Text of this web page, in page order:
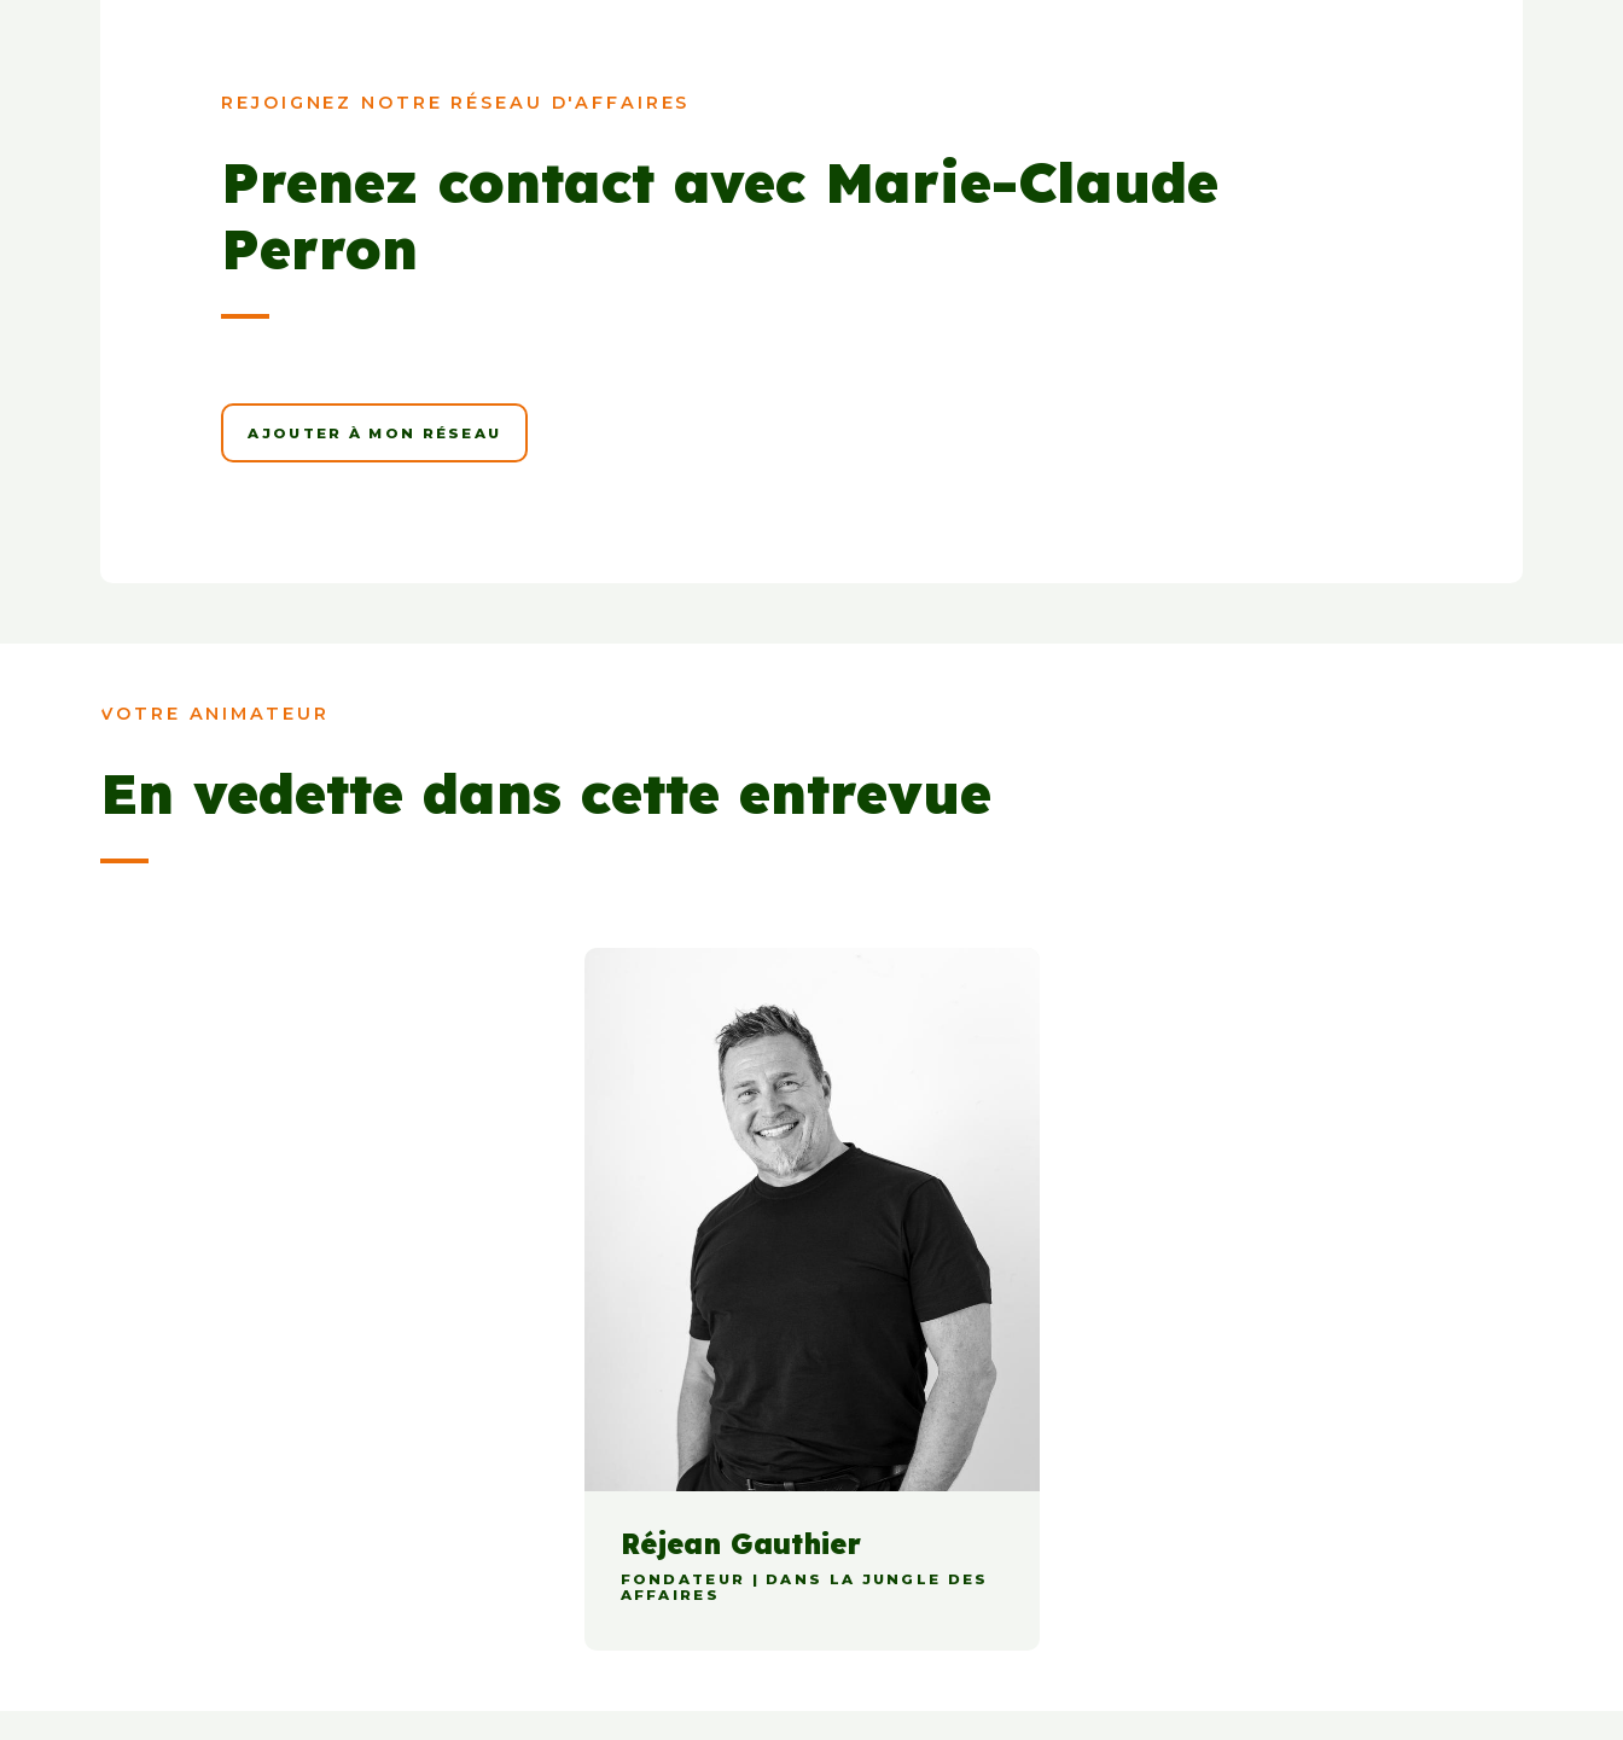
REJOIGNEZ NOTRE RÉSEAU D'AFFAIRES
Prenez contact avec Marie-Claude
Perron
AJOUTER À MON RÉSEAU
VOTRE ANIMATEUR
En vedette dans cette entrevue
Réjean Gauthier
FONDATEUR | DANS LA JUNGLE DES
AFFAIRES